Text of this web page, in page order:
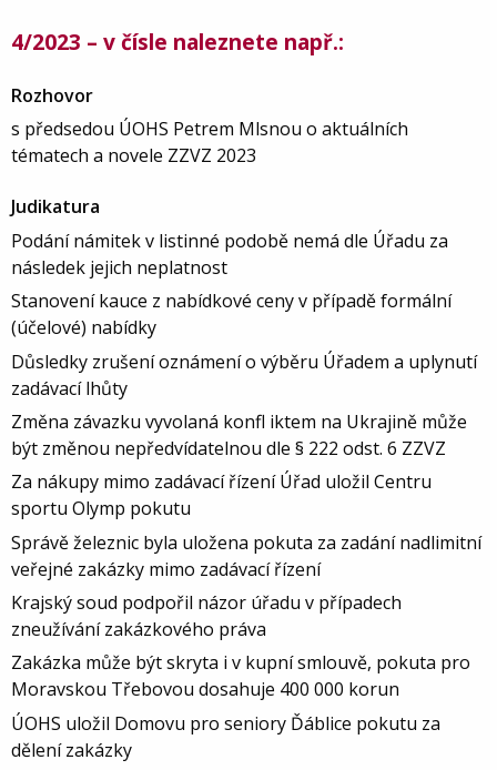
4/2023 – v čísle naleznete např.:
Rozhovor
s předsedou ÚOHS Petrem Mlsnou o aktuálních
tématech a novele ZZVZ 2023
Judikatura
Podání námitek v listinné podobě nemá dle Úřadu za
následek jejich neplatnost
Stanovení kauce z nabídkové ceny v případě formální
(účelové) nabídky
Důsledky zrušení oznámení o výběru Úřadem a uplynutí
zadávací lhůty
Změna závazku vyvolaná konfl iktem na Ukrajině může
být změnou nepředvídatelnou dle § 222 odst. 6 ZZVZ
Za nákupy mimo zadávací řízení Úřad uložil Centru
sportu Olymp pokutu
Správě železnic byla uložena pokuta za zadání nadlimitní
veřejné zakázky mimo zadávací řízení
Krajský soud podpořil názor úřadu v případech
zneužívání zakázkového práva
Zakázka může být skryta i v kupní smlouvě, pokuta pro
Moravskou Třebovou dosahuje 400 000 korun
ÚOHS uložil Domovu pro seniory Ďáblice pokutu za
dělení zakázky